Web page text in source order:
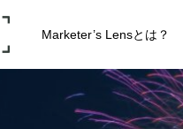
Marketer’s Lensとは？